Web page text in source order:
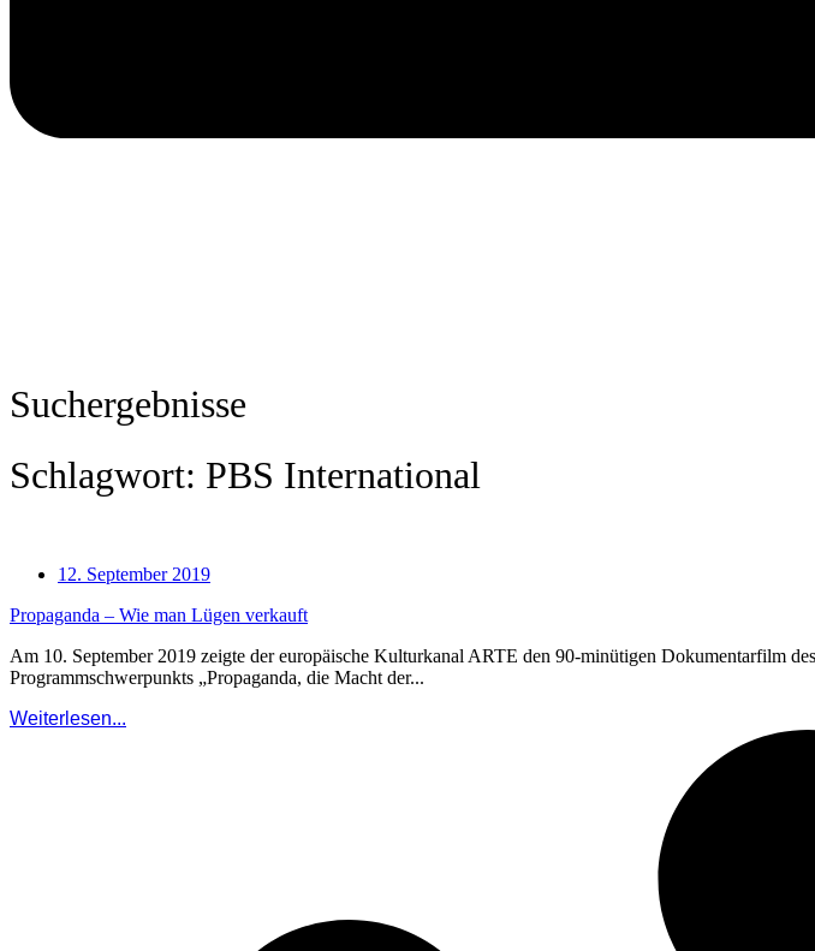
Suchergebnisse
Schlagwort: PBS International
12. September 2019
Propaganda – Wie man Lügen verkauft
Am 10. September 2019 zeigte der europäische Kulturkanal ARTE den 90-minütigen Dokumentarfilm
Programmschwerpunkts „Propaganda, die Macht der...
Weiterlesen...